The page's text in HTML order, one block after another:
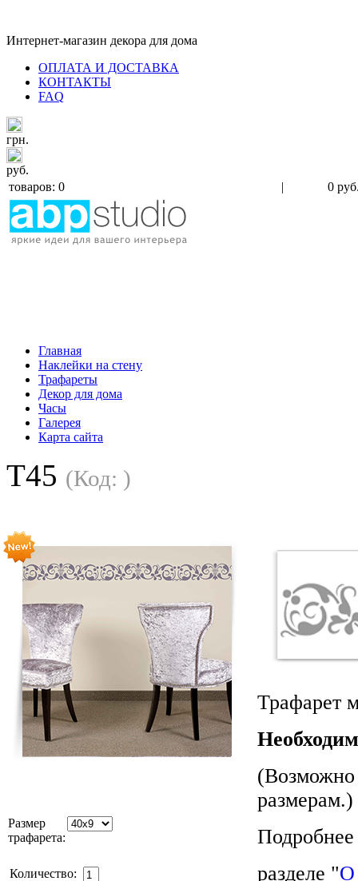
Интернет-магазин декора для дома
ОПЛАТА И ДОСТАВКА
КОНТАКТЫ
FAQ
грн.
руб.
товаров: 0
| 0
Главная
Наклейки на стену
Трафареты
Декор для дома
Часы
Галерея
Карта сайта
T45 (Код: )
Размер
трафарета:
Количество:
Трафарет
(Возможно
размерам.)
Подробнее
разделе "О